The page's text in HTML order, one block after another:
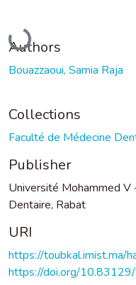
Loading...
Authors
Bouazzaoui, Samia Raja
Collections
Faculté de Médecine
Publisher
Université Mohammed V
Dentaire, Rabat
URI
https://
https://doi.org/